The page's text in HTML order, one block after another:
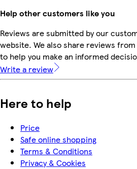
Help other customers like you
Reviews are submitted by our
website. We also share reviews
to help you make an informed
Write a review
Here to help
Price
Safe online shopping
Terms & Conditions
Privacy & Cookies